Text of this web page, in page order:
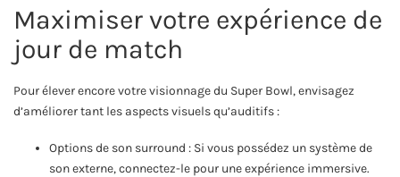
Maximiser votre expérience de
jour de match
Pour élever encore votre visionnage du Super Bowl, envisagez
d’améliorer tant les aspects visuels qu’auditifs :
Options de son surround : Si vous possédez un système de
son externe, connectez-le pour une expérience immersive.